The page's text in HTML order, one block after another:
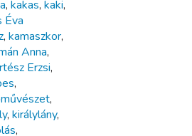
, kakas, kaki,
Éva
, kamaszkor,
Anna,
Erzsi,
,
,
, királylány,
,